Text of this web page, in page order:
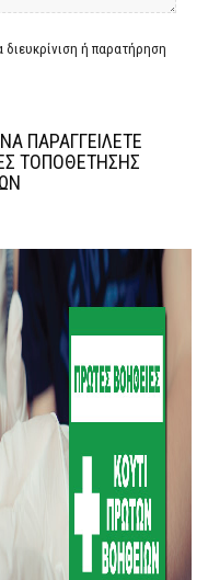
ή παρατήρηση
ΠΑΡΑΓΓΕΙΛΕΤΕ
ΤΟΠΟΘΕΤΗΣΗΣ